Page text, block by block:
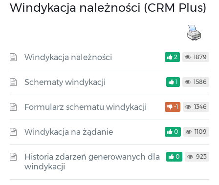
Windykacja należności (CRM Plus)
Windykacja należności 2 1879
Schematy windykacji 1 1586
Formularz schematu windykacji -1 1346
Windykacja na żądanie 0 1109
Historia zdarzeń generowanych dla
windykacji
0 923